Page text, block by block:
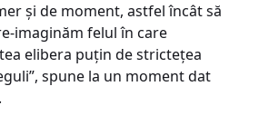
şi de moment, astfel încât să
imaginăm felul în care
elibera puţin de stricteţea
spune la un moment dat